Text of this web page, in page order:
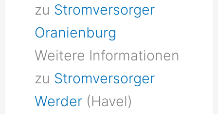
zu Stromversorger
Oranienburg
Weitere Informationen
zu Stromversorger
Werder (Havel)